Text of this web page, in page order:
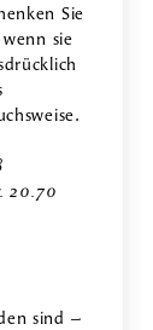
Sie
sie
20.70
sind –